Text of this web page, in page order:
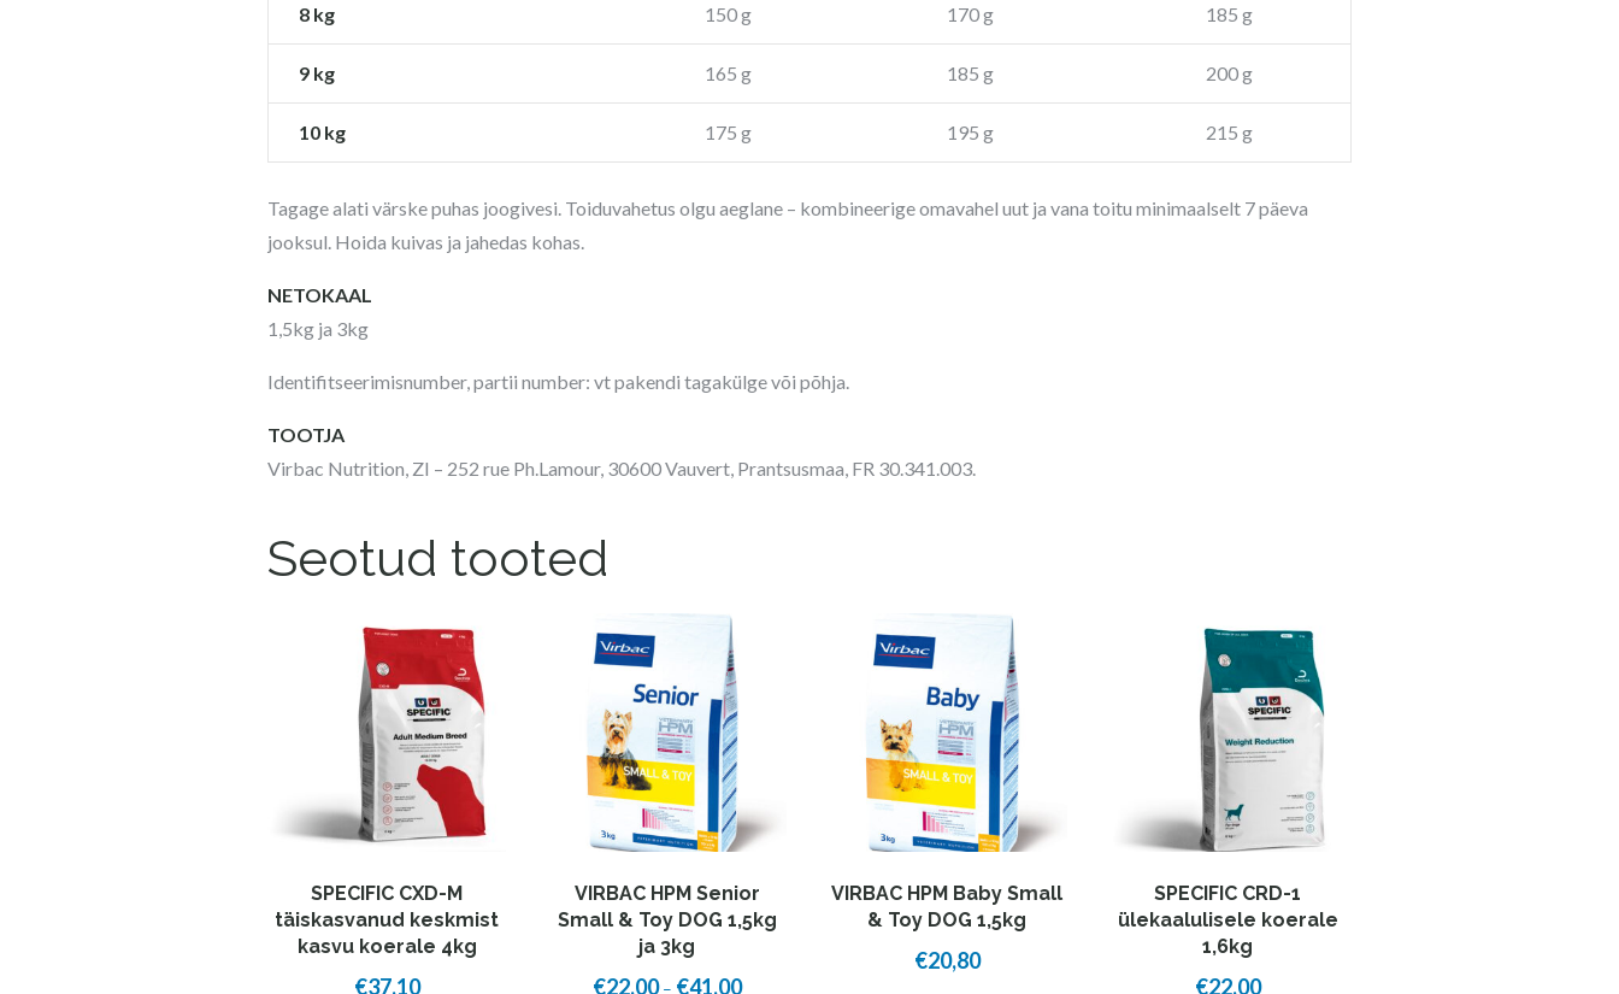
8 kg 150 g 170 g 185 g
9 kg 165 g 185 g 200 g
10 kg 175 g 195 g 215 g
Tagage alati värske puhas joogivesi. Toiduvahetus olgu aeglane – kombineerige omavahel uut ja vana toitu minimaalselt 7 päeva
jooksul. Hoida kuivas ja jahedas kohas.
NETOKAAL
1,5kg ja 3kg
Identifitseerimisnumber, partii number: vt pakendi tagakülge või põhja.
TOOTJA
Virbac Nutrition, ZI – 252 rue Ph.Lamour, 30600 Vauvert, Prantsusmaa, FR 30.341.003.
Seotud tooted
SPECIFIC CXD-M
täiskasvanud keskmist
kasvu koerale 4kg
€37,10
VIRBAC HPM Senior
Small & Toy DOG 1,5kg
ja 3kg
€22,00 – €41,00Price
VIRBAC HPM Baby Small
& Toy DOG 1,5kg
€20,80
SPECIFIC CRD-1
ülekaalulisele koerale
1,6kg
€22,00